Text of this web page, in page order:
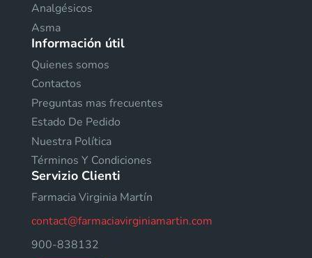
Analgésicos
Asma
Información útil
Quienes somos
Contactos
Preguntas mas frecuentes
Estado De Pedido
Nuestra Política
Términos Y Condiciones
Servizio Clienti
Farmacia Virginia Martín
contact@farmaciavirginiamartin.com
900-838132